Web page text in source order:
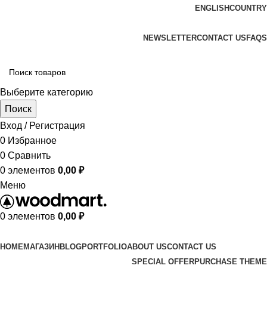
ENGLISHCOUNTRY
NEWSLETTERCONTACT US FAQS
Выберите категорию
Поиск
Вход / Регистрация
0 Избранное
0 Сравнить
0 элементов 0,00 ₽
Меню
0 элементов 0,00 ₽
HOMEМАГАЗИНBLOGPORTFOLIOABOUT USCONTACT US
SPECIAL OFFERPURCHASE THEME